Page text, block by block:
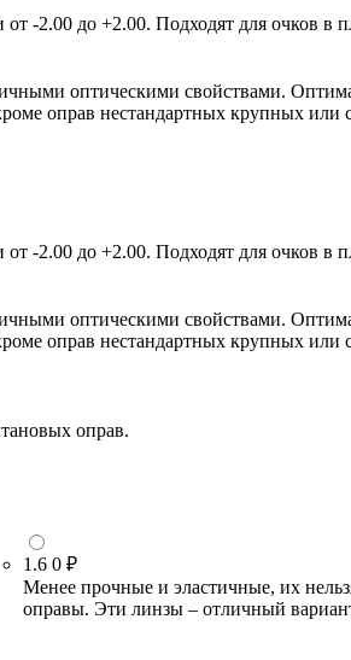
2.00 до +2.00. Подходят для очков в
оптическими свойствами.
оправ нестандартных крупных
2.00 до +2.00. Подходят для очков в
оптическими свойствами.
оправ нестандартных крупных
оправ.
1.6 0 ₽
Менее прочные и эластичные, их
оправы. Эти линзы – отличный